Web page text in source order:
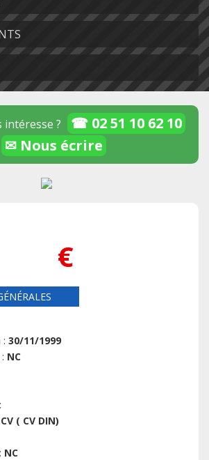
intéresse ?
☎ 02 51 10 62 10
✉ Nous écrire
€
: 30/11/1999
NC
CV ( CV DIN)
NC